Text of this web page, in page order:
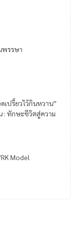
พรรษา
เปรี้ยวไว้กินหวาน”
: ทักษะชีวิตสู่ความ
Model